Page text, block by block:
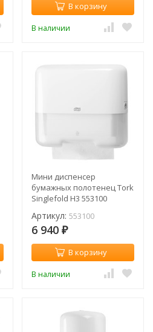
В корзину
В наличии
Мини диспенсер
бумажных полотенец Tork
Singlefold H3 553100
Артикул: 553100
6 940 ₽
В корзину
В наличии